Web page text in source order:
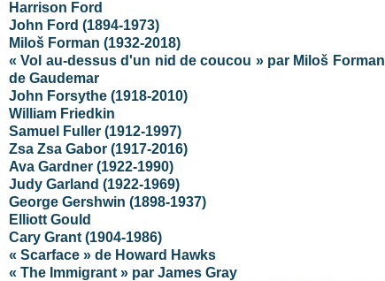
Harrison Ford
John Ford (1894-1973)
Miloš Forman (1932-2018)
« Vol au-dessus d'un nid de coucou » par Miloš Forman
de Gaudemar
John Forsythe (1918-2010)
William Friedkin
Samuel Fuller (1912-1997)
Zsa Zsa Gabor (1917-2016)
Ava Gardner (1922-1990)
Judy Garland (1922-1969)
George Gershwin (1898-1937)
Elliott Gould
Cary Grant (1904-1986)
« Scarface » de Howard Hawks
« The Immigrant » par James Gray